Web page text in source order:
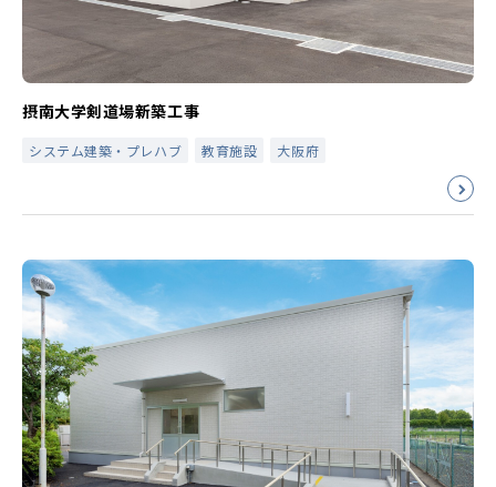
摂南大学剣道場新築工事
システム建築・プレハブ 教育施設 大阪府